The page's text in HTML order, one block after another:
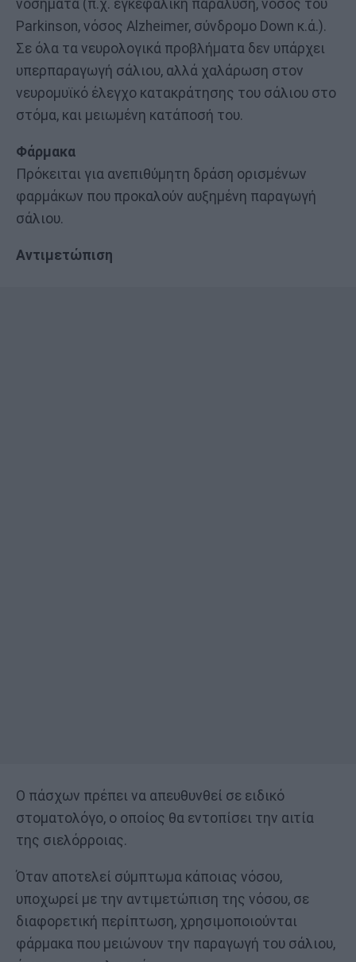
νοσήματα (π.χ. εγκεφαλική παράλυση, νόσος του
Ρarkinson, νόσος Αlzheimer, σύνδρομο Down κ.ά.).
Σε όλα τα νευρολογικά προβλήματα δεν υπάρχει
υπερπαραγωγή σάλιου, αλλά χαλάρωση στον
νευρομυϊκό έλεγχο κατακράτησης του σάλιου στο
στόμα, και μειωμένη κατάποσή του.
Φάρμακα
Πρόκειται για ανεπιθύμητη δράση ορισμένων
φαρμάκων που προκαλούν αυξημένη παραγωγή
σάλιου.
Αντιμετώπιση
Ο πάσχων πρέπει να απευθυνθεί σε ειδικό
στοματολόγο, ο οποίος θα εντοπίσει την αιτία
της σιελόρροιας.
Όταν αποτελεί σύμπτωμα κάποιας νόσου,
υποχωρεί με την αντιμετώπιση της νόσου, σε
διαφορετική περίπτωση, χρησιμοποιούνται
φάρμακα που μειώνουν την παραγωγή του σάλιου,